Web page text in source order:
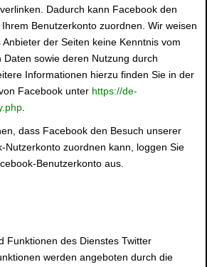
Dadurch kann Facebook den
Benutzerkonto zuordnen. Wir weisen
der Seiten keine Kenntnis vom
sowie deren Nutzung durch
Informationen hierzu finden Sie in der
Facebook unter https://de-
.
dass Facebook den Besuch unserer
Nutzerkonto zuordnen kann, loggen Sie
Benutzerkonto aus.
Funktionen des Dienstes Twitter
werden angeboten durch die